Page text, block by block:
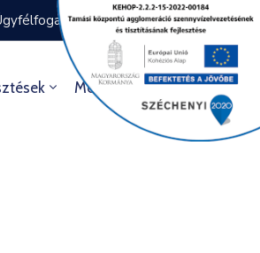
rendje Ügyintézés
Média Kultúra